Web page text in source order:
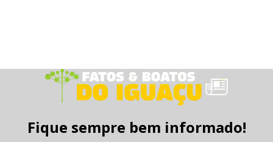
Fique sempre bem informado!